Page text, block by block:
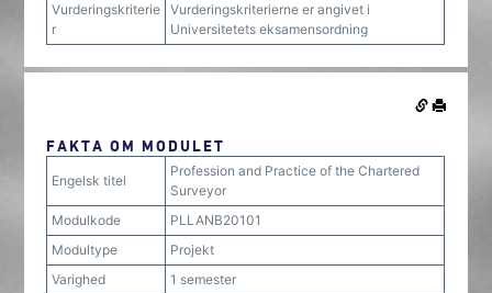
Vurderingskriterie
r
Vurderingskriterierne er angivet i
Universitetets eksamensordning
FAKTA OM MODULET
Engelsk titel
Profession and Practice of the Chartered
Surveyor
Modulkode
PLLANB20101
Modultype
Projekt
Varighed
1 semester